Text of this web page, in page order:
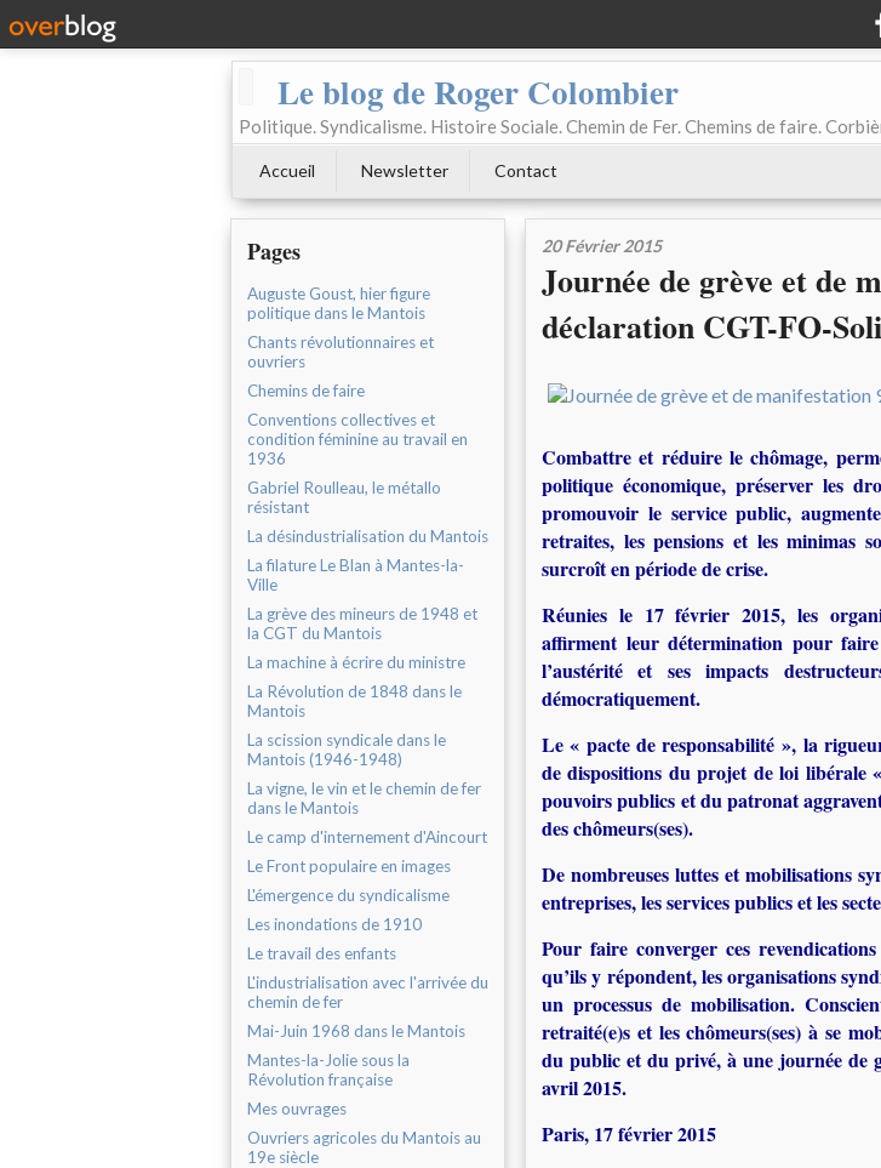
Le blog de Roger Colombier
Politique. Syndicalisme. Histoire Sociale. Chemin de Fer. Chemins de faire.
Accueil Newsletter Contact
Pages
Auguste Goust, hier figure
politique dans le Mantois
Chants révolutionnaires et
ouvriers
Chemins de faire
Conventions collectives et
condition féminine au travail en
1936
Gabriel Roulleau, le métallo
résistant
La désindustrialisation du Mantois
La filature Le Blan à Mantes-la-
Ville
La grève des mineurs de 1948 et
la CGT du Mantois
La machine à écrire du ministre
La Révolution de 1848 dans le
Mantois
La scission syndicale dans le
Mantois (1946-1948)
La vigne, le vin et le chemin de fer
dans le Mantois
Le camp d'internement d'Aincourt
Le Front populaire en images
L'émergence du syndicalisme
Les inondations de 1910
Le travail des enfants
L'industrialisation avec l'arrivée du
chemin de fer
Mai-Juin 1968 dans le Mantois
Mantes-la-Jolie sous la
Révolution française
Mes ouvrages
Ouvriers agricoles du Mantois au
19e siècle
20 Février 2015
Journée de grève et de
déclaration CGT-FO-
Combattre et réduire le chômage,
politique économique, préserver les
promouvoir le service public,
retraites, les pensions et les minimas
surcroît en période de crise.
Réunies le 17 février 2015, les
affirment leur détermination pour
l’austérité et ses impacts
démocratiquement.
Le « pacte de responsabilité », la
de dispositions du projet de loi libérale
pouvoirs publics et du patronat
des chômeurs(ses).
De nombreuses luttes et mobilisations
entreprises, les services publics et les
Pour faire converger ces
qu’ils y répondent, les organisations
un processus de mobilisation.
retraité(e)s et les chômeurs(ses) à se
du public et du privé, à une journée de
avril 2015.
Paris, 17 février 2015